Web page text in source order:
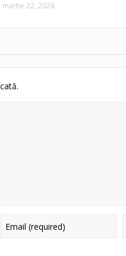
martie 22, 2026